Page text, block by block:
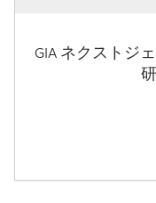
GIA ネクストジ